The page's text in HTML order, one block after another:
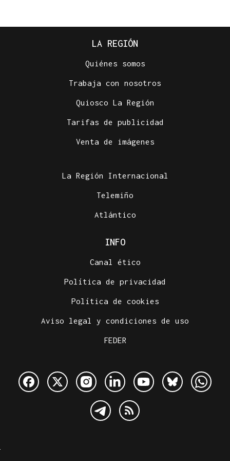
LA REGIÓN
Quiénes somos
Trabaja con nosotros
Quiosco La Región
Tarifas de publicidad
Venta de imágenes
La Región Internacional
Telemiño
Atlántico
INFO
Canal ético
Política de privacidad
Política de cookies
Aviso legal y condiciones de uso
FEDER